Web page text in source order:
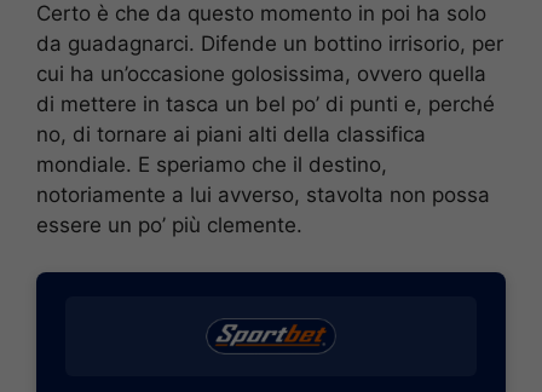
Certo è che da questo momento in poi ha solo
da guadagnarci. Difende un bottino irrisorio, per
cui ha un’occasione golosissima, ovvero quella
di mettere in tasca un bel po’ di punti e, perché
no, di tornare ai piani alti della classifica
mondiale. E speriamo che il destino,
notoriamente a lui avverso, stavolta non possa
essere un po’ più clemente.